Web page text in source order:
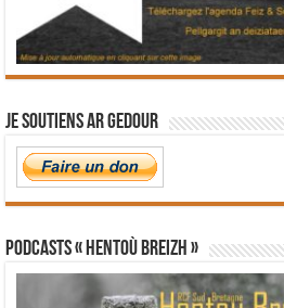
Je soutiens Ar Gedour
PODCASTS « Hentoù Breizh »